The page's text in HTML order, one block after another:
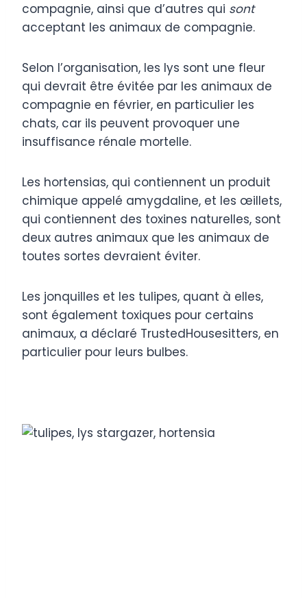
compagnie, ainsi que d’autres qui sont
acceptant les animaux de compagnie.
Selon l’organisation, les lys sont une fleur
qui devrait être évitée par les animaux de
compagnie en février, en particulier les
chats, car ils peuvent provoquer une
insuffisance rénale mortelle.
Les hortensias, qui contiennent un produit
chimique appelé amygdaline, et les œillets,
qui contiennent des toxines naturelles, sont
deux autres animaux que les animaux de
toutes sortes devraient éviter.
Les jonquilles et les tulipes, quant à elles,
sont également toxiques pour certains
animaux, a déclaré TrustedHousesitters, en
particulier pour leurs bulbes.